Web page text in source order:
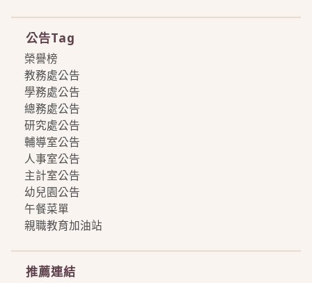
公告Tag
榮譽榜
教務處公告
學務處公告
總務處公告
研究處公告
輔導室公告
人事室公告
主計室公告
幼兒園公告
午餐菜單
親職教育加油站
推薦連結